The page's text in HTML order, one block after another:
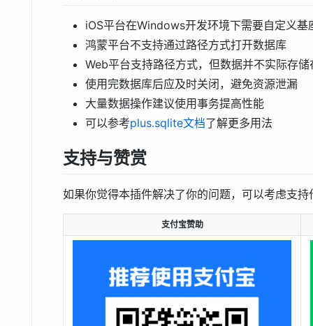
iOS平台在Windows开发环境下需要自定义基
鸿蒙平台不支持通过路径方式打开数据库
Web平台支持路径方式，但数据并不实际存储
使用完数据库后应及时关闭，避免资源泄漏
大量数据操作建议使用事务提高性能
可以参考plus.sqlite文档了解更多用法
支持与赞赏
如果你觉得本插件解决了你的问题，可以考虑支持
支付宝赞助